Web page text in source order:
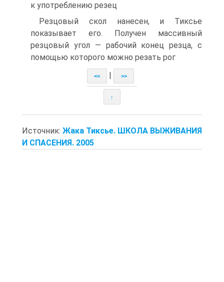
к употреблению резец
Резцовый скол нанесен, и Тиксье
показывает его. Получен массивный
резцовый угол — рабочий конец резца, с
помощью которого можно резать рог
<< >>
↑
Источник: Жака Тиксье. ШКОЛА ВЫЖИВАНИЯ
И СПАСЕНИЯ. 2005